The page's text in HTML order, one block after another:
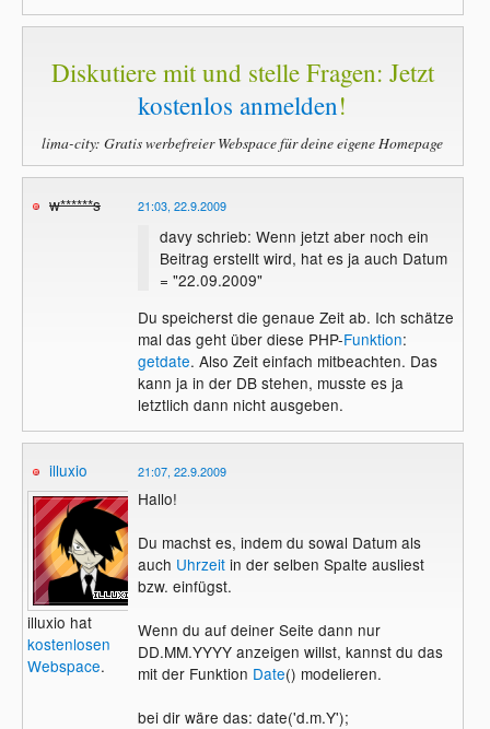
Diskutiere mit und stelle Fragen: Jetzt
kostenlos anmelden!
lima-city: Gratis werbefreier Webspace für deine eigene Homepage
w******s 21:03, 22.9.2009
davy schrieb: Wenn jetzt aber noch ein
Beitrag erstellt wird, hat es ja auch Datum
= "22.09.2009"
Du speicherst die genaue Zeit ab. Ich schätze
mal das geht über diese PHP-Funktion:
getdate. Also Zeit einfach mitbeachten. Das
kann ja in der DB stehen, musste es ja
letztlich dann nicht ausgeben.
illuxio
illuxio hat
kostenlosen
Webspace.
21:07, 22.9.2009
Hallo!
Du machst es, indem du sowal Datum als
auch Uhrzeitin der selben Spalte ausliest
bzw. einfügst.
Wenn du auf deiner Seite dann nur
DD.MM.YYYY anzeigen willst, kannst du das
mit der Funktion Date() modelieren.
bei dir wäre das: date('d.m.Y');